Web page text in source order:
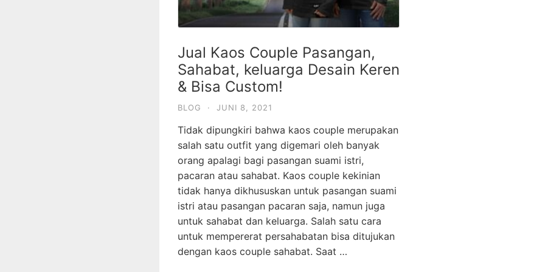
Jual Kaos Couple Pasangan,
Sahabat, keluarga Desain Keren
& Bisa Custom!
BLOG · JUNI 8, 2021
Tidak dipungkiri bahwa kaos couple merupakan
salah satu outfit yang digemari oleh banyak
orang apalagi bagi pasangan suami istri,
pacaran atau sahabat. Kaos couple kekinian
tidak hanya dikhususkan untuk pasangan suami
istri atau pasangan pacaran saja, namun juga
untuk sahabat dan keluarga. Salah satu cara
untuk mempererat persahabatan bisa ditujukan
dengan kaos couple sahabat. Saat …